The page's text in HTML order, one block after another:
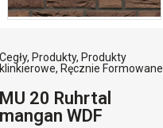
Cegły, Produkty, Produkty
klinkierowe, Ręcznie Formowane
MU 20 Ruhrtal
mangan WDF